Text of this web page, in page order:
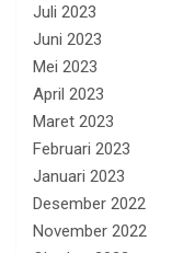
Juli 2023
Juni 2023
Mei 2023
April 2023
Maret 2023
Februari 2023
Januari 2023
Desember 2022
November 2022